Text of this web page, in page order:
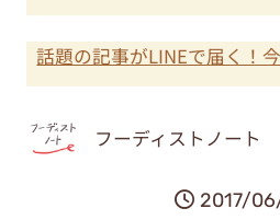
話題の記事がLINEで届く！
フーディストノート
2017/